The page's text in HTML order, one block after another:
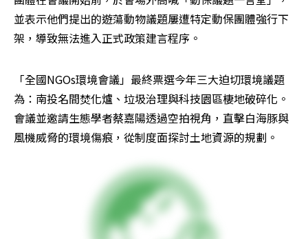
並表示他們提出的遊蕩動物議題屢遭特定動保團體強行下
架，導致無法進入正式政策建言程序。
「全國NGOs環境會議」最終票選今年三大迫切環境議題
為：南投名間焚化爐、垃圾治理與科技園區棲地破碎化。
會議並邀請生態學者蔡嘉陽透過空拍視角，直擊白海豚與
風機威脅的環境傷痕，從制度面探討土地資源的規劃。